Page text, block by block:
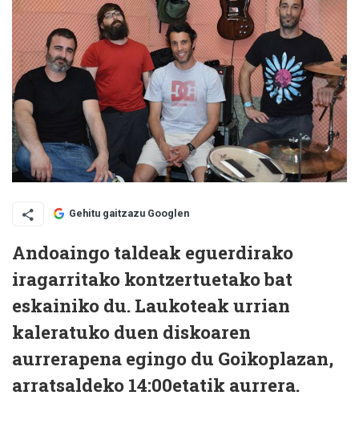
Gehitu gaitzazu Googlen
Andoaingo taldeak eguerdirako
iragarritako kontzertuetako bat
eskainiko du. Laukoteak urrian
kaleratuko duen diskoaren
aurrerapena egingo du Goikoplazan,
arratsaldeko 14:00etatik aurrera.